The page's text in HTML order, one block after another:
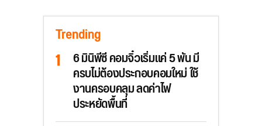
Trending
6 มินิพีซี คอมจิ๋วเริ่มแค่ 5 พัน มี
ครบไม่ต้องประกอบคอมใหม่ ใช้
งานครอบคลุม ลดค่าไฟ
ประหยัดพื้นที่